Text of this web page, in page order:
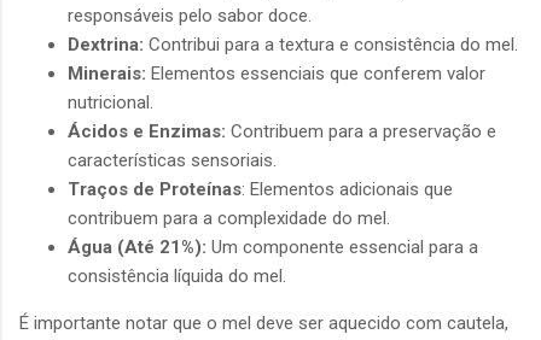
responsáveis pelo sabor doce.
Dextrina: Contribui para a textura e consistência do mel.
Minerais: Elementos essenciais que conferem valor
nutricional.
Ácidos e Enzimas: Contribuem para a preservação e
características sensoriais.
Traços de Proteínas: Elementos adicionais que
contribuem para a complexidade do mel.
Água (Até 21%): Um componente essencial para a
consistência líquida do mel.
É importante notar que o mel deve ser aquecido com cautela,